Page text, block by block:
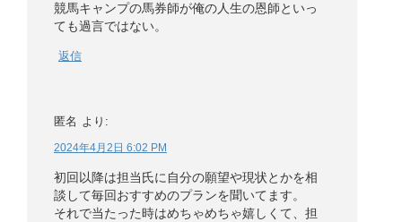
競馬キャンプの馬券師が俺の人生の恩師といっ
ても過言ではない。
返信
匿名 より:
2024年4月2日 6:02 PM
初回以降は担当氏に自分の願望や現状とかを相
談して毎回おすすめのプランを聞いてます。
それで当たった時はめちゃめちゃ嬉しくて、担